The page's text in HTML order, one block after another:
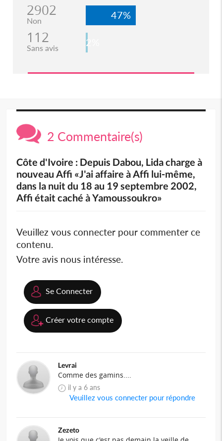
2902
Non 47%
112
Sans avis 2%
2 Commentaire(s)
Côte d'Ivoire : Depuis Dabou, Lida charge à
nouveau Affi «J'ai affaire à Affi lui-même,
dans la nuit du 18 au 19 septembre 2002,
Affi était caché à Yamoussoukro»
Veuillez vous connecter pour commenter ce
contenu.
Votre avis nous intéresse.
Se Connecter
Créer votre compte
Levrai
Comme des gamins....
il y a 6 ans
Veuillez vous connecter pour répondre
Zezeto